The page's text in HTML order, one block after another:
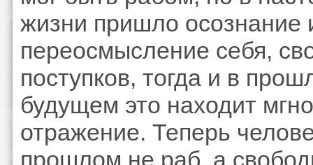
жизни пришло осознание
переосмысление себя,
поступков, тогда и в
будущем это находит
отражение. Теперь
прошлом не раб, а